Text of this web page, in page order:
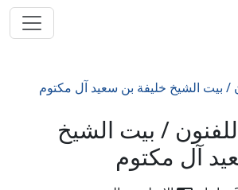
/ بيت الشيخ خليفة بن سعيد آل مكتوم
/ بيت الشيخ
آل مكتوم